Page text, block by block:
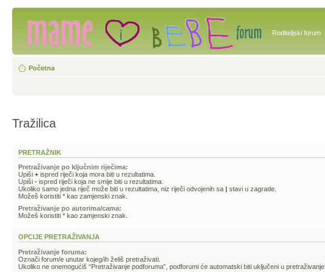
Roditeljski forum
Početna
Tražilica
PRETRAŽNIK
Pretraživanje po ključnim riječima:
Upiši + ispred riječi koja mora biti u rezultatima.
Upiši - ispred riječi koja ne smije biti u rezultatima.
Ukoliko samo jedna riječ može biti u rezultatima, niz riječi odvojenih sa | stavi u zagrade.
Možeš koristiti * kao zamjenski znak.
Pretraživanje po autorima/cama:
Možeš koristiti * kao zamjenski znak.
OPCIJE PRETRAŽIVANJA
Pretraživanje foruma:
Označi forum/e unutar kojeg/ih želiš pretraživati.
Ukoliko ne onemogućiš “Pretraživanje podforuma”, podforumi će automatski biti uključeni u pretraživanje.